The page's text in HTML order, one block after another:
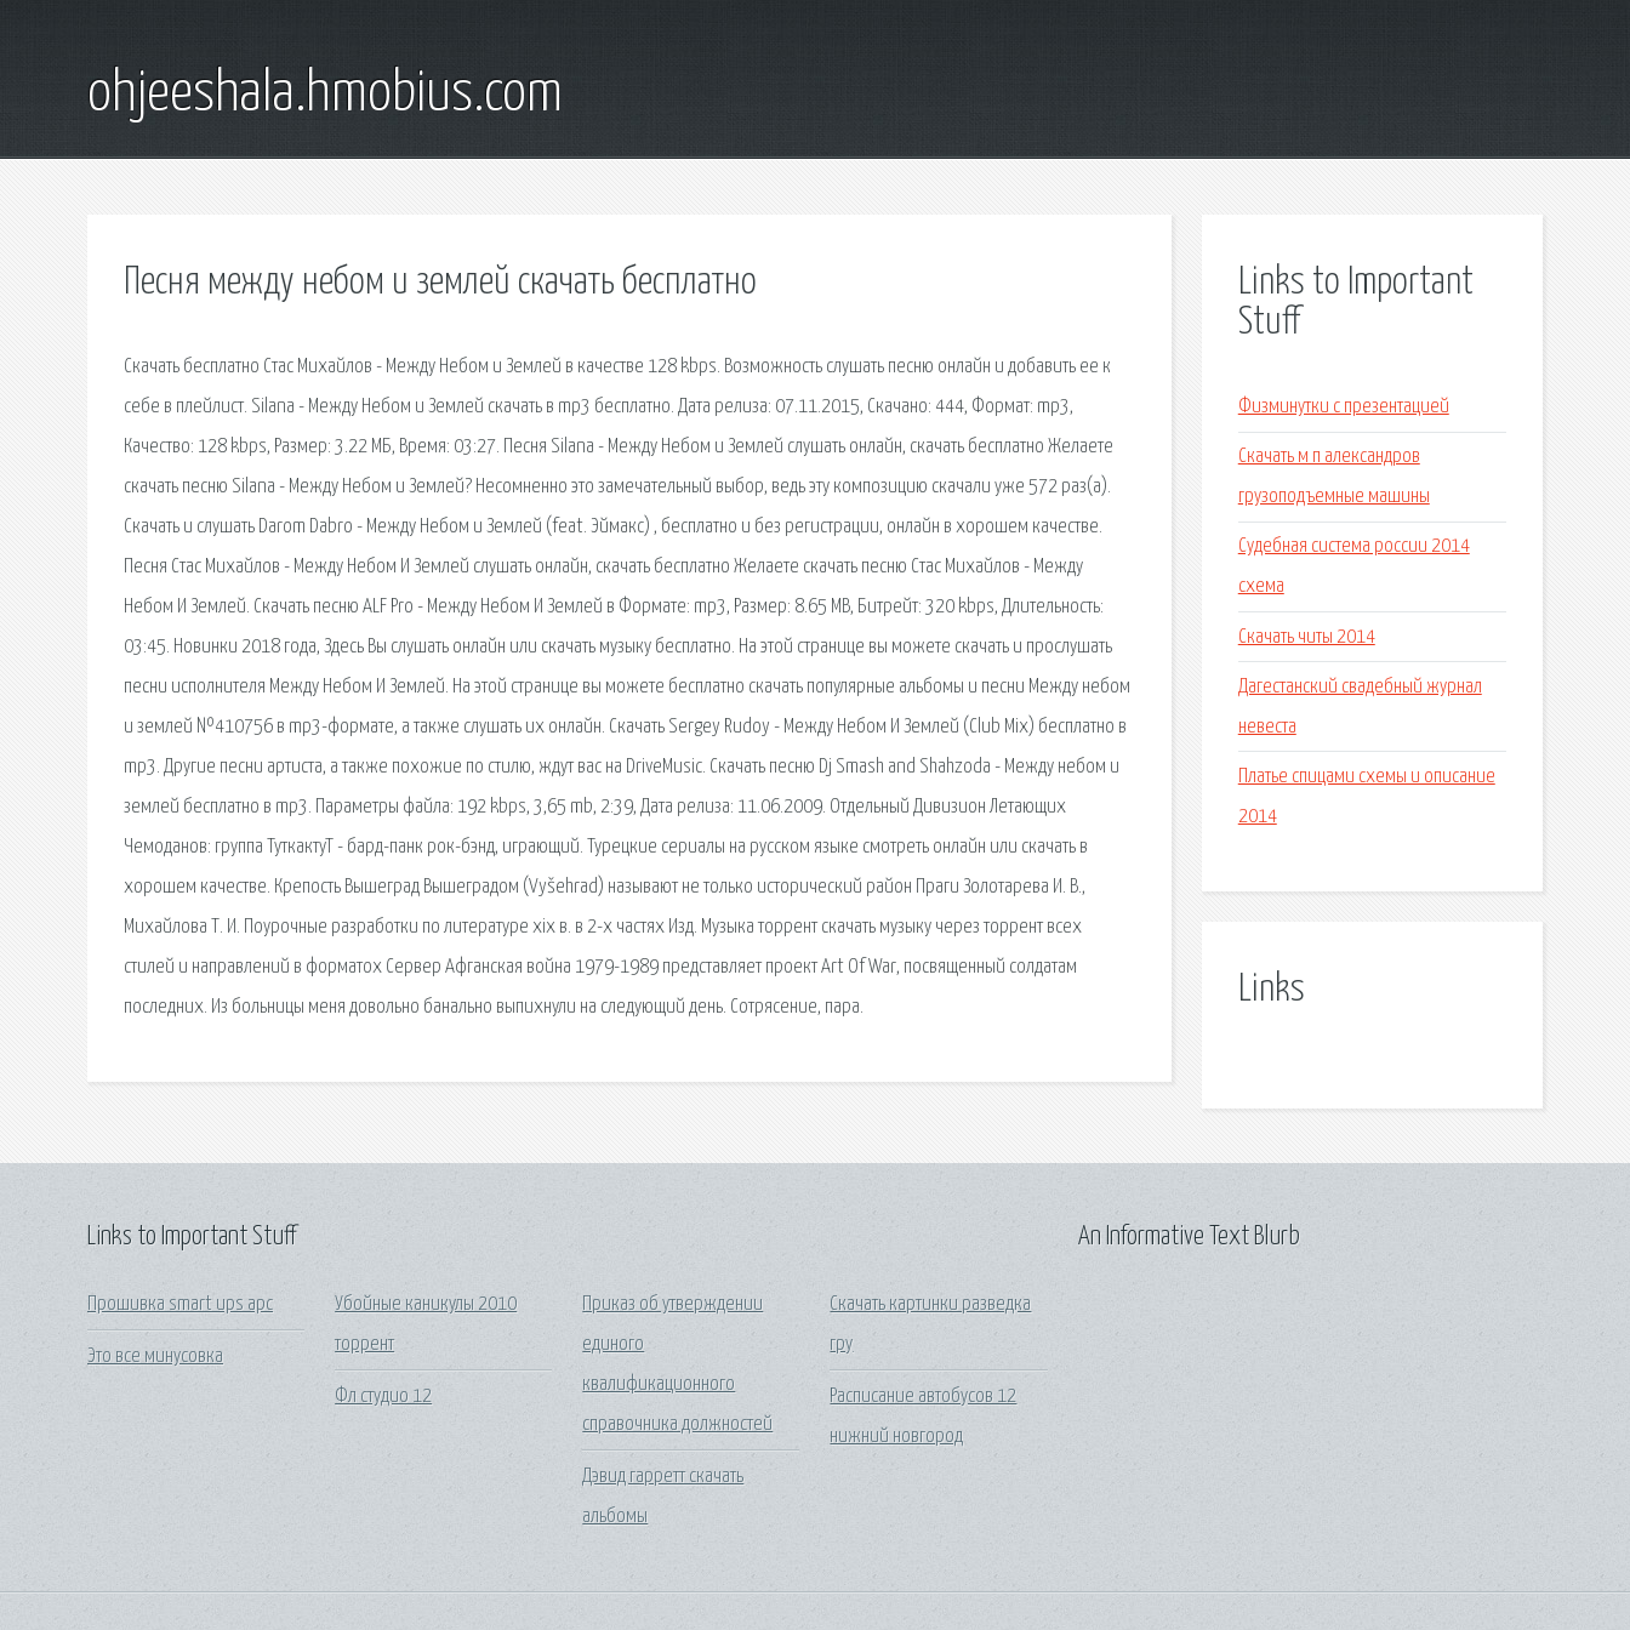
ohjeeshala.hmobius.com
Песня между небом и землей скачать бесплатно
Скачать бесплатно Стас Михайлов - Между Небом и Землей в качестве 128 kbps. Возможность слушать песню онлайн и добавить ее к
себе в плейлист. Silana - Между Небом и Землей скачать в mp3 бесплатно. Дата релиза: 07.11.2015, Скачано: 444, Формат: mp3,
Качество: 128 kbps, Размер: 3.22 МБ, Время: 03:27. Песня Silana - Между Небом и Землей слушать онлайн, скачать бесплатно Желаете
скачать песню Silana - Между Небом и Землей? Несомненно это замечательный выбор, ведь эту композицию скачали уже 572 раз(а).
Скачать и слушать Darom Dabro - Между Небом и Землей (feat. Эймакс) , бесплатно и без регистрации, онлайн в хорошем качестве.
Песня Стас Михайлов - Между Небом И Землей слушать онлайн, скачать бесплатно Желаете скачать песню Стас Михайлов - Между
Небом И Землей. Скачать песню ALF Pro - Между Небом И Землей в Формате: mp3, Размер: 8.65 MB, Битрейт: 320 kbps, Длительность:
03:45. Новинки 2018 года, Здесь Вы слушать онлайн или скачать музыку бесплатно. На этой странице вы можете скачать и прослушать
песни исполнителя Между Небом И Землей. На этой странице вы можете бесплатно скачать популярные альбомы и песни Между небом
и землей №410756 в mp3-формате, а также слушать их онлайн. Скачать Sergey Rudoy - Между Небом И Землей (Club Mix) бесплатно в
mp3. Другие песни артиста, а также похожие по стилю, ждут вас на DriveMusic. Скачать песню Dj Smash and Shahzoda - Между небом и
землей бесплатно в mp3. Параметры файла: 192 kbps, 3,65 mb, 2:39, Дата релиза: 11.06.2009. Отдельный Дивизион Летающих
Чемоданов: группа ТуткактуТ - бард-панк рок-бэнд, играющий. Турецкие сериалы на русском языке смотреть онлайн или скачать в
хорошем качестве. Крепость Вышеград Вышеградом (Vyšehrad) называют не только исторический район Праги Золотарева И. В.,
Михайлова Т. И. Поурочные разработки по литературе xix в. в 2-х частях Изд. Музыка торрент скачать музыку через торрент всех
стилей и направлений в форматох Сервер Афганская война 1979-1989 представляет проект Art Of War, посвященный солдатам
последних. Из больницы меня довольно банально выпихнули на следующий день. Сотрясение, пара.
Links to Important
Stuff
Физминутки с презентацией
Скачать м п александров
грузоподъемные машины
Судебная система россии 2014
схема
Скачать читы 2014
Дагестанский свадебный журнал
невеста
Платье спицами схемы и описание
2014
Links
Links to Important Stuff
Прошивка smart ups apc
Это все минусовка
Убойные каникулы 2010
торрент
Фл студио 12
Приказ об утверждении
единого
квалификационного
справочника должностей
Дэвид гарретт скачать
альбомы
Скачать картинки разведка
гру
Расписание автобусов 12
нижний новгород
An Informative Text Blurb